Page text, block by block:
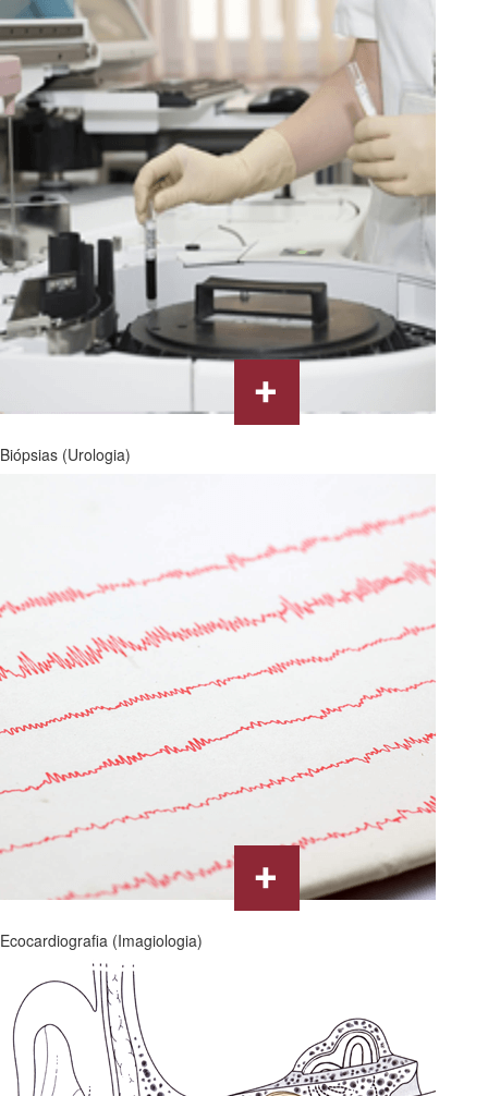
Biópsias (Urologia)
Ecocardiografia (Imagiologia)